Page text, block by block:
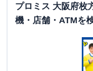
プロミス 大阪府枚
機・店舗・ATMを